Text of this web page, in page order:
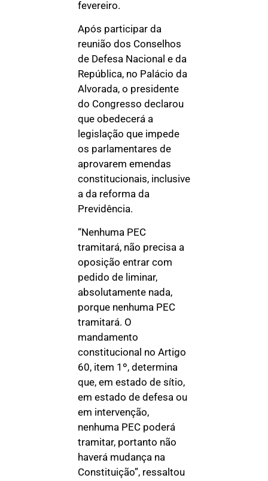
fevereiro.
Após participar da
reunião dos Conselhos
de Defesa Nacional e da
República, no Palácio da
Alvorada, o presidente
do Congresso declarou
que obedecerá a
legislação que impede
os parlamentares de
aprovarem emendas
constitucionais, inclusive
a da reforma da
Previdência.
“Nenhuma PEC
tramitará, não precisa a
oposição entrar com
pedido de liminar,
absolutamente nada,
porque nenhuma PEC
tramitará. O
mandamento
constitucional no Artigo
60, item 1º, determina
que, em estado de sítio,
em estado de defesa ou
em intervenção,
nenhuma PEC poderá
tramitar, portanto não
haverá mudança na
Constituição”, ressaltou